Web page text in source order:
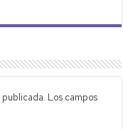
Los campos